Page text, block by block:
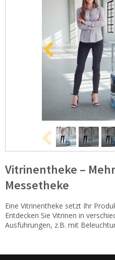
Vitrinentheke –
Messetheke
Eine Vitrinentheke setzt Ihr
Entdecken Sie Vitrinen in
Ausführungen, z.B. mit